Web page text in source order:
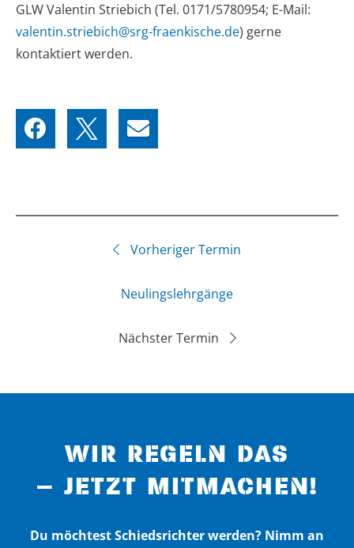
GLW Valentin Striebich (Tel. 0171/5780954; E-Mail:
valentin.striebich@srg-fraenkische.de) gerne
kontaktiert werden.
Vorheriger Termin
Neulingslehrgänge
Nächster Termin
WIR REGELN DAS
– JETZT MITMACHEN!
Du möchtest Schiedsrichter werden? Nimm an